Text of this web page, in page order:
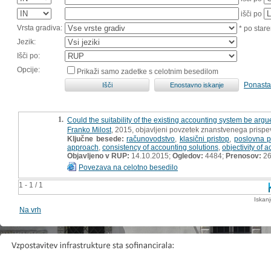
išči po
Vrsta gradiva:
* po
Jezik:
Išči po:
Opcije:
Prikaži samo zadetke s celotnim besedilom
1 - 1 / 1
1. Could the suitability of the existing accounting system be
Franko Milost, 2015, objavljeni povzetek znanstvenega
Ključne besede: računovodstvo klasični pristop poslovna
approach consistency of accounting solutions objectivity of
Objavljeno v RUP: 14.10.2015; Ogledov: 4484; Prenosov:
Povezava na celotno besedilo
Na vrh